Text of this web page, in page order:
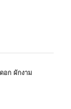
อก ผักงาม